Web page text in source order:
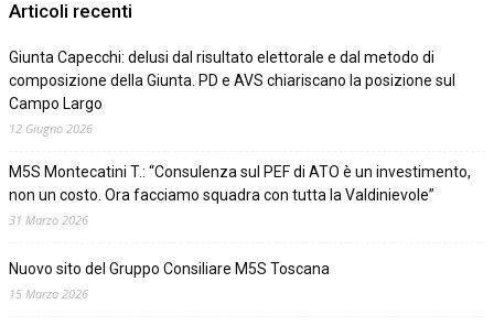
Articoli recenti
Giunta Capecchi: delusi dal risultato elettorale e dal metodo di
composizione della Giunta. PD e AVS chiariscano la posizione sul
Campo Largo
12 Giugno 2026
M5S Montecatini T.: “Consulenza sul PEF di ATO è un investimento,
non un costo. Ora facciamo squadra con tutta la Valdinievole”
31 Marzo 2026
Nuovo sito del Gruppo Consiliare M5S Toscana
15 Marzo 2026